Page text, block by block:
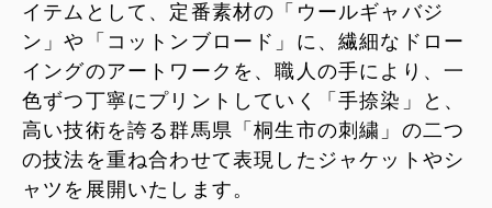
イテムとして、定番素材の「ウールギャバジ
ン」や「コットンブロード」に、繊細なドロー
イングのアートワークを、職人の手により、一
色ずつ丁寧にプ リントしていく「手捺染」と、
高い技術を誇る群馬県「桐生市の刺繍」の二つ
の技法を重ね合わせて表現したジャケットやシ
ャツを展開いたします。